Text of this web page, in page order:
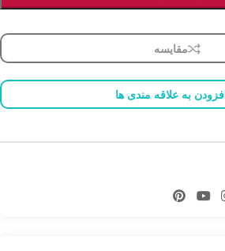
مقایسه
افزودن به علاقه مندی ها